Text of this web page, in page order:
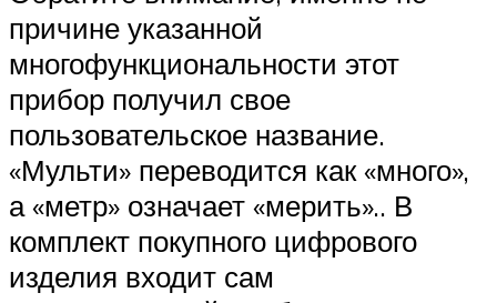
причине указанной
многофункциональности этот
прибор получил свое
пользовательское название.
«Мульти» переводится как «много»,
а «метр» означает «мерить».. В
комплект покупного цифрового
изделия входит сам